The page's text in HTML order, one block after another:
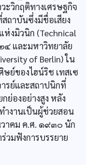
ะวิกฤติทางเศรษฐกิจ
ถาบันซึ่งมีชื่อเสียง
ห่งมิวนิก (Technical
๔ และมหาวิทยาลัย
of Berlin) ใน
ย์ของไฮน์ริช เทสเซ
ารย์และสถาปนิกที่
ย่องอย่างสูง หลัง
ำงานเป็นผู้ช่วยสอน
วาคม ค.ศ. ๑๙๓๐ นัก
วมฟังการบรรยาย